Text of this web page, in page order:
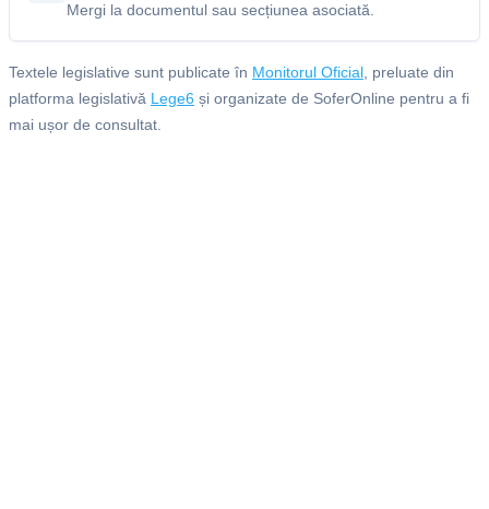
Mergi la documentul sau secțiunea asociată.
Textele legislative sunt publicate în Monitorul Oficial , preluate din
platforma legislativă Lege6 și organizate de SoferOnline pentru a fi
mai ușor de consultat.